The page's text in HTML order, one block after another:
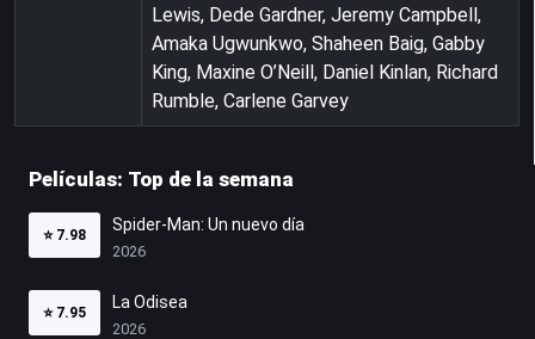
Lewis, Dede Gardner, Jeremy Campbell,
Amaka Ugwunkwo, Shaheen Baig, Gabby
King, Maxine O’Neill, Daniel Kinlan, Richard
Rumble, Carlene Garvey
Películas: Top de la semana
⭐ 7.98
Spider-Man: Un nuevo día
2026
⭐ 7.95
La Odisea
2026